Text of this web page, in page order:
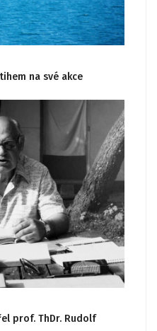
na své akce
prof. ThDr. Rudolf